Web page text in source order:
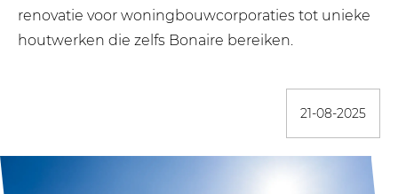
renovatie voor woningbouwcorporaties tot unieke
houtwerken die zelfs Bonaire bereiken.
21-08-2025